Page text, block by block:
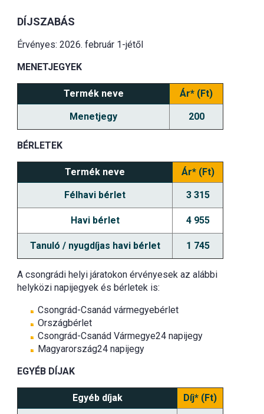
DÍJSZABÁS
Érvényes: 2026. február 1-jétől
MENETJEGYEK
Termék neve Ár* (Ft)
Menetjegy 200
BÉRLETEK
Termék neve Ár* (Ft)
Félhavi bérlet 3 315
Havi bérlet 4 955
Tanuló / nyugdíjas havi bérlet 1 745
A csongrádi helyi járatokon érvényesek az alábbi
helyközi napijegyek és bérletek is:
Csongrád-Csanád vármegyebérlet
Országbérlet
Csongrád-Csanád Vármegye24 napijegy
Magyarország24 napijegy
EGYÉB DÍJAK
Egyéb díjak Díj* (Ft)